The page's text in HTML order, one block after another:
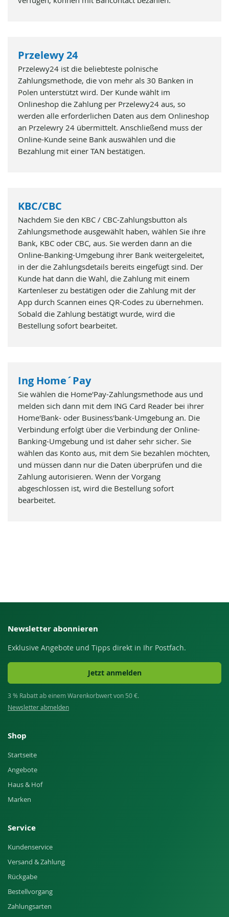
Przelewy 24
Przelewy24 ist die beliebteste polnische
Zahlungsmethode, die von mehr als 30 Banken in
Polen unterstützt wird. Der Kunde wählt im
Onlineshop die Zahlung per Przelewy24 aus, so
werden alle erforderlichen Daten aus dem Onlineshop
an Przelewry 24 übermittelt. Anschließend muss der
Online-Kunde seine Bank auswählen und die
Bezahlung mit einer TAN bestätigen.
KBC/CBC
Nachdem Sie den KBC / CBC-Zahlungsbutton als
Zahlungsmethode ausgewählt haben, wählen Sie ihre
Bank, KBC oder CBC, aus. Sie werden dann an die
Online-Banking-Umgebung ihrer Bank weitergeleitet,
in der die Zahlungsdetails bereits eingefügt sind. Der
Kunde hat dann die Wahl, die Zahlung mit einem
Kartenleser zu bestätigen oder die Zahlung mit der
App durch Scannen eines QR-Codes zu übernehmen.
Sobald die Zahlung bestätigt wurde, wird die
Bestellung sofort bearbeitet.
Ing Home´Pay
Sie wählen die Home'Pay-Zahlungsmethode aus und
melden sich dann mit dem ING Card Reader bei ihrer
Home'Bank- oder Business'bank-Umgebung an. Die
Verbindung erfolgt über die Verbindung der Online-
Banking-Umgebung und ist daher sehr sicher. Sie
wählen das Konto aus, mit dem Sie bezahlen möchten,
und müssen dann nur die Daten überprüfen und die
Zahlung autorisieren. Wenn der Vorgang
abgeschlossen ist, wird die Bestellung sofort
bearbeitet.
Newsletter abonnieren
Exklusive Angebote und Tipps direkt in Ihr Postfach.
Jetzt anmelden
3 % Rabatt ab einem Warenkorbwert von 50 €.
Newsletter abmelden
Shop
Startseite
Angebote
Haus & Hof
Marken
Service
Kundenservice
Versand & Zahlung
Rückgabe
Bestellvorgang
Zahlungsarten